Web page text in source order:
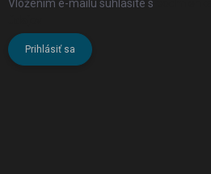
Vložením e-mailu súhlasíte s
Prihlásiť sa